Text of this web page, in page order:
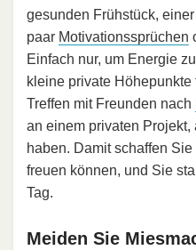
gesunden Frühstück,
paar Motivationssprüchen
Einfach nur, um Energie
kleine private
Treffen mit Freunden nach
an einem privaten
haben. Damit schaffen
freuen können, und Sie
Tag.
Meiden Sie